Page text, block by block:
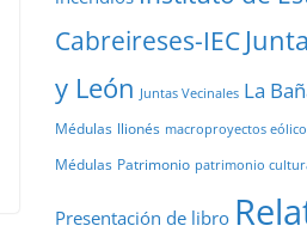
Cabreireses-IEC
y León Juntas Vecinales La
Médulas llionés macroproyectos
Médulas Patrimonio patrimonio
Presentación de libro